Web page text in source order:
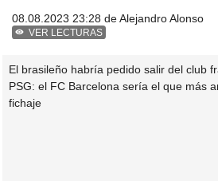
08.08.2023 23:28 deAlejandro Alonso
VER LECTURAS
El brasileño habría pedido salir del club
PSG: el FC Barcelona sería el que más
fichaje